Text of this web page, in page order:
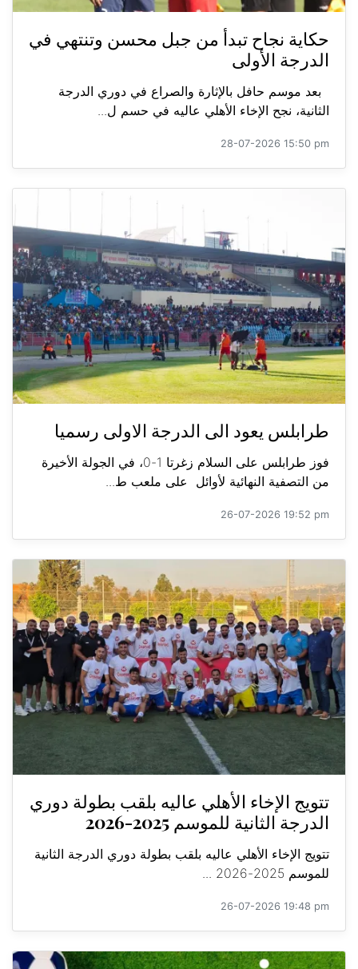
حكاية نجاح تبدأ من جبل محسن وتنتهي في
الدرجة الأولى
بعد موسم حافل بالإثارة والصراع في دوري الدرجة
الثانية، نجح الإخاء الأهلي عاليه في حسم ل...
28-07-2026 15:50 pm
طرابلس يعود الى الدرجة الاولى رسميا
فوز طرابلس على السلام زغرتا 1-0، في الجولة الأخيرة
من التصفية النهائية لأوائل على ملعب ط...
26-07-2026 19:52 pm
تتويج الإخاء الأهلي عاليه بلقب بطولة دوري
الدرجة الثانية للموسم 2025-2026
تتويج الإخاء الأهلي عاليه بلقب بطولة دوري الدرجة الثانية
للموسم 2025-2026 ...
26-07-2026 19:48 pm